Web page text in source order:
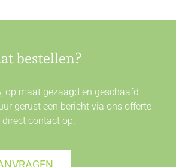
bestellen?
op maat gezaagd en geschaafd
gerust een bericht via ons offerte
direct contactop.